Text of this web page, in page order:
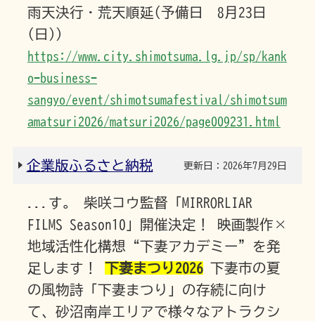
雨天決行・荒天順延(予備日 8月23日
(日))
https://www.city.shimotsuma.lg.jp/sp/kank
o-business-
sangyo/event/shimotsumafestival/shimotsum
amatsuri2026/matsuri2026/page009231.html
企業版ふるさと納税 更新日：2026年7月29日
...す。 柴咲コウ監督「MIRRORLIAR
FILMS Season10」開催決定！ 映画製作×
地域活性化構想“下妻アカデミー”を発
足します！
下妻まつり2026下妻市の夏
の風物詩「下妻まつり」の存続に向け
て、砂沼南岸エリアで様々なアトラクシ